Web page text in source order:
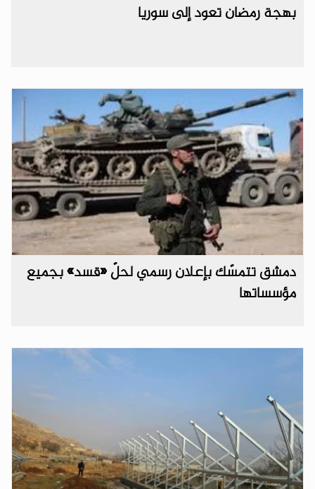
بهجة رمضان تعود إلى سوريا
دمشق تتمسّك بإعلان رسمي لحلّ «قسد» بجميع
مؤسساتها